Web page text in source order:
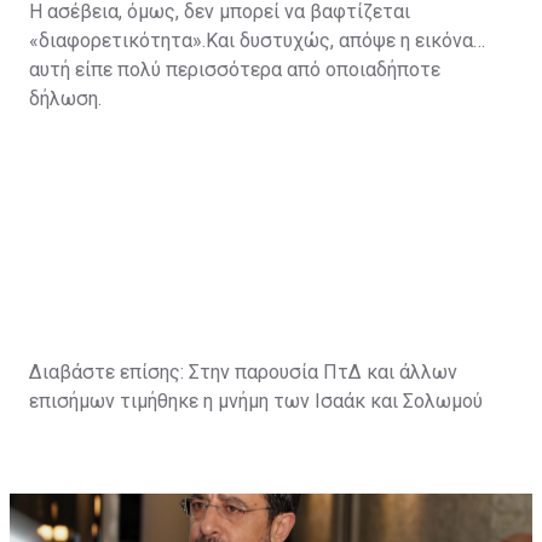
Η ασέβεια, όμως, δεν μπορεί να βαφτίζεται
«διαφορετικότητα».Και δυστυχώς, απόψε η εικόνα
αυτή είπε πολύ περισσότερα από οποιαδήποτε
δήλωση.
Διαβάστε επίσης: Στην παρουσία ΠτΔ και άλλων
επισήμων τιμήθηκε η μνήμη των Ισαάκ και Σολωμού